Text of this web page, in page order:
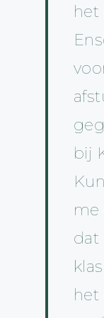
het
bij
me
dat
het